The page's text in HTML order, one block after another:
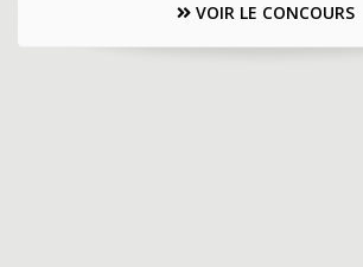
VOIR LE CONCOURS